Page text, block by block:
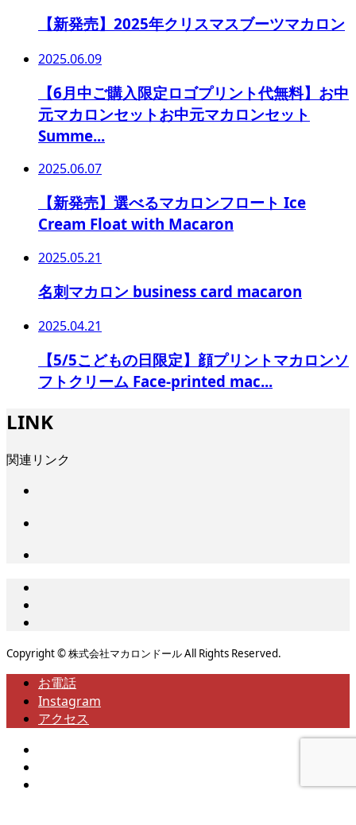
【新発売】2025年クリスマスブーツマカロン
2025.06.09
【6月中ご購入限定ロゴプリント代無料】お中
元マカロンセットお中元マカロンセット
Summe...
2025.06.07
【新発売】選べるマカロンフロート Ice
Cream Float with Macaron
2025.05.21
名刺マカロン business card macaron
2025.04.21
【5/5こどもの日限定】顔プリントマカロンソ
フトクリーム Face-printed mac...
LINK
関連リンク
Copyright © 株式会社マカロンドール All Rights Reserved.
お電話
Instagram
アクセス